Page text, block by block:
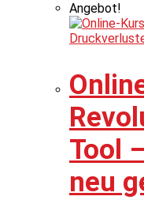
Angebot!
Tool
neu